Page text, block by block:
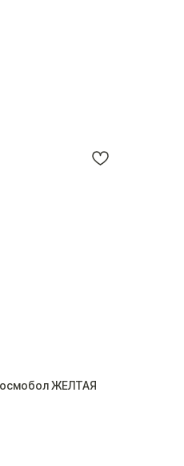
ЖЕЛТАЯ